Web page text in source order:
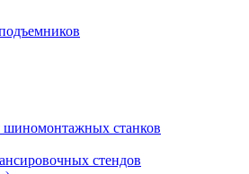
шиномонтажных станков
стендов